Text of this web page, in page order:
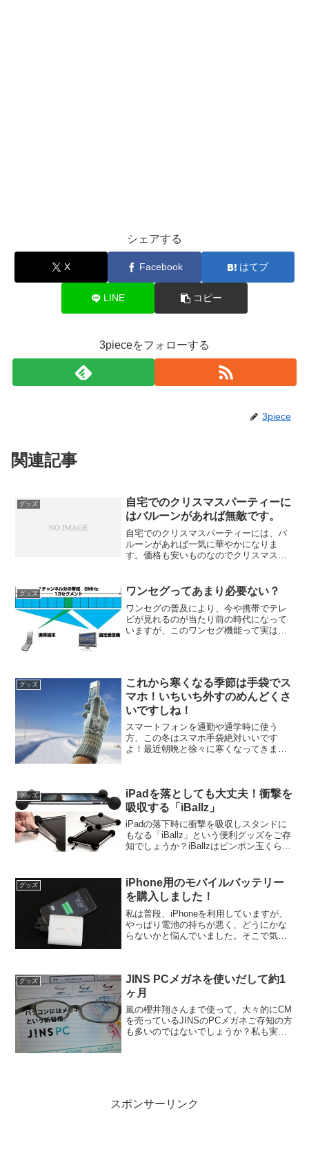
シェアする
X Facebook はてブ
LINE コピー
3pieceをフォローする
3piece
関連記事
グッズ
自宅でのクリスマスパーティーに
はバルーンがあれば無敵です。
自宅でのクリスマスパーティーには、バ
ルーンがあれば一気に華やかになりま
す。価格も安いものなのでクリスマスケ
グッズ ワンセグってあまり必要ない？
ワンセグの普及により、今や携帯でテレ
ビが見れるのが当たり前の時代になって
いますが、このワンセグ機能って実はス
外線と並んで「ガラケー機能...
グッズ
これから寒くなる季節は手袋でス
マホ！いちいち外すのめんどくさ
いですしね！
スマートフォンを通勤や通学時に使う
方、この冬はスマホ手袋絶対いいです
よ！最近朝晩と徐々に寒くなってきまし
クをチェックしたりしていませ...
グッズ
iPadを落としても大丈夫！衝撃を
吸収する「iBallz」
iPadの落下時に衝撃を吸収しスタンドに
もなる「iBallz」という便利グッズをご存
知でしょうか？iBallzはピンポン玉くらい
うになっています。テーブルに置くとき
も、...
グッズ
iPhone用のモバイルバッテリー
を購入しました！
私は普段、iPhoneを利用していますが、
やっぱり電池の持ちが悪く、どうにかな
らないかと悩んでいました。そこで気に
バイルバッテリーを...
グッズ
JINS PCメガネを使いだして約1
ヶ月
嵐の櫻井翔さんまで使って、大々的にCM
を売っているJINSのPCメガネご存知の方
も多いのではないでしょうか？私も実際
スポンサーリンク